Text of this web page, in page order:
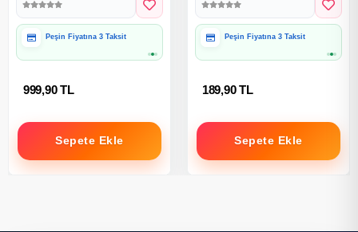
Hediye Paketine Uygun
999,90 TL
Sepete Ekle
Hediye Paketine Uygun
189,90 TL
Sepete Ekle